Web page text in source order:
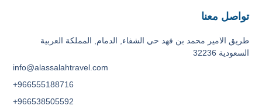
تواصل معنا
طريق الامير محمد بن فهد حي الشفاء, الدمام, المملكة العربية
السعودية 32236
info@alassalahtravel.com
+966555188716
+966538505592